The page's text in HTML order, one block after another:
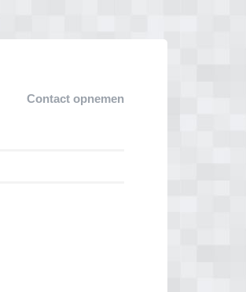
Contact opnemen